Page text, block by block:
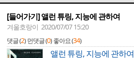
[들어가기] 앨런 튜링, 지능에 관하여
겨울호랑이 2020/07/07 15:20
댓글 (2) 먼댓글 (0) 좋아요 (34)
앨런 튜링, 지능에 관하여